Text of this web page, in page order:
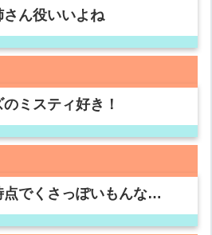
さん役いいよね
ミスティ好き！
点でくさっぽいもんな…